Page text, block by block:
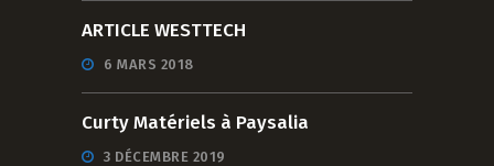
ARTICLE WESTTECH
6 MARS 2018
Curty Matériels à Paysalia
3 DÉCEMBRE 2019